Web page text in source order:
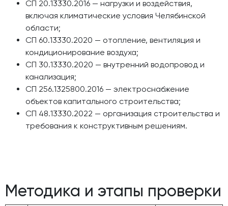
СП 20.13330.2016 — нагрузки и воздействия,
включая климатические условия Челябинской
области;
СП 60.13330.2020 — отопление, вентиляция и
кондиционирование воздуха;
СП 30.13330.2020 — внутренний водопровод и
канализация;
СП 256.1325800.2016 — электроснабжение
объектов капитального строительства;
СП 48.13330.2022 — организация строительства и
требования к конструктивным решениям.
Методика и этапы проверки